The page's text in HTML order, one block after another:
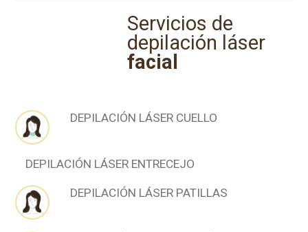
Servicios de
depilación láser
facial
DEPILACIÓN LÁSER CUELLO
DEPILACIÓN LÁSER ENTRECEJO
DEPILACIÓN LÁSER PATILLAS